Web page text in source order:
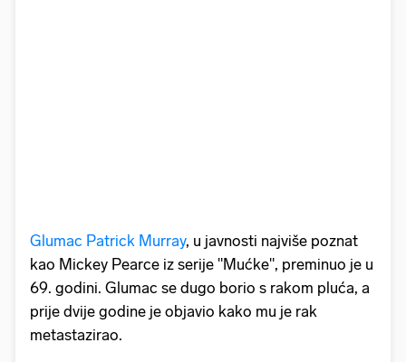
Glumac Patrick Murray, u javnosti najviše poznat
kao Mickey Pearce iz serije "Mućke", preminuo je u
69. godini. Glumac se dugo borio s rakom pluća, a
prije dvije godine je objavio kako mu je rak
metastazirao.